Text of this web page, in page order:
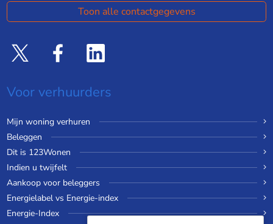
Toon alle contactgegevens
Voor verhuurders
Mijn woning verhuren
Beleggen
Dit is 123Wonen
Indien u twijfelt
Aankoop voor beleggers
Energielabel vs Energie-index
Energie-Index